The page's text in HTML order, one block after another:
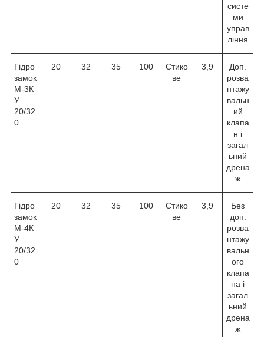
систе
ми
управ
ління
Гідро
замок
М-3К
У
20/32
0
20 32 35 100
Стико
ве
3,9
Доп.
розва
нтажу
вальн
ий
клапа
н і
загал
ьний
дрена
ж
Гідро
замок
М-4К
У
20/32
0
20 32 35 100
Стико
ве
3,9
Без
доп.
розва
нтажу
вальн
ого
клапа
на і
загал
ьний
дрена
ж